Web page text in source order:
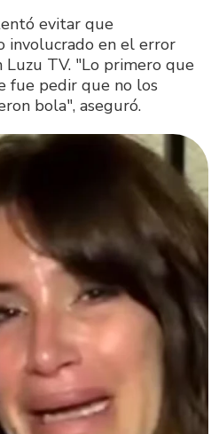
evitar que
involucrado en el error
TV. "Lo primero que
fue pedir que no los
bola", aseguró.